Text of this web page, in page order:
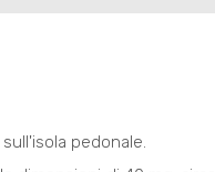
pedonale.